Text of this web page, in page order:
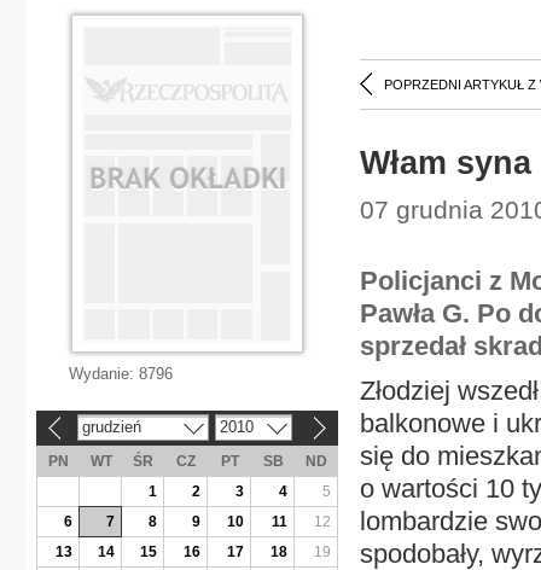
POPRZEDNI ARTYKUŁ Z
Włam
07 grudnia
Policjanci z
Pawła G. Po
sprzedał
Złodziej
balkonowe i
się do
o wartości 10
lombardzie
spodobały,
Wydanie: 8796
grudzień 2010
PN WT ŚR CZ PT SB
ND
1
2 3 4
5
6
7 8 9 10 11
12
13
14 15 16 17 18
19